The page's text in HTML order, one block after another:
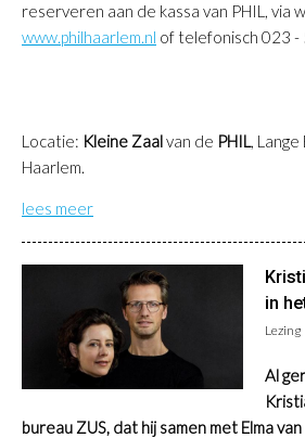
reserveren aan de kassa van PHIL, via
www.philhaarlem.nl of telefonisch 023 -
Locatie: Kleine Zaalvan de PHIL,
Haarlem.
lees meer
in
Lezing
Al
bureau ZUS, dat hij samen met Elma